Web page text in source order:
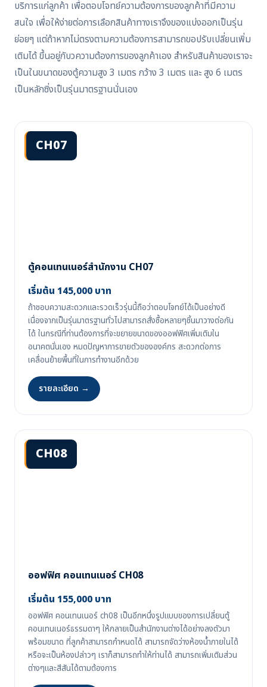
บริการแก่ลูกค้า เพื่อตอบโจทย์ความต้องการของลูกค้าที่มีความ
สนใจ เพื่อให้ง่ายต่อการเลือกสินค้าทางเราจึงของแบ่งออกเป็นรุ่น
ย่อยๆ แต่ถ้าหากไม่ตรงตามความต้องการสามารถขอปรับเปลี่ยนเพิ่ม
เติมได้ ขึ้นอยู่กับวความต้องการของลูกค้าเอง สำหรับสินค้าของเราจะ
เป็นในขนาดของตู้ความสูง 3 เมตร กว้าง 3 เมตร และ สูง 6 เมตร
เป็นหลักซิ่งเป็นรุ่นมาตรฐานนั่นเอง
CH07
ตู้คอนเทนเนอร์สำนักงาน CH07
เริ่มต้น 145,000 บาท
ถ้าชอบความสะดวกและรวดเร็วรุ่นนี้ถือว่าตอบโจทย์ได้เป็นอย่างดี
เนื่องจากเป็นรุ่นมาตรฐานทั่วไปสามารถสั่งซื้อหลายๆชิ้นมาวางต่อกัน
ได้ ในกรณีที่ท่านต้องการที่จะขยายขนาดของออฟฟิศเพิ่มเติมใน
อนาคตนั่นเอง หมดปัญหาการขายตัวขององค์กร สะดวกต่อการ
เคลื่อนย้ายพื้นที่ในการทำงานอีกด้วย
รายละเอียด →
CH08
ออฟฟิศ คอนเทนเนอร์ CH08
เริ่มต้น 155,000 บาท
ออฟฟิศ คอนเทนเนอร์ ch08 เป็นอีกหนึ่งรูปแบบของการเปลี่ยนตู้
คอนเทนเนอร์ธรรมดาๆ ให้กลายเป็นสำนักงานต่างได้อย่างลงตัวมา
พร้อมขนาด ที่ลูกค้าสามารถกำหนดได้ สามารถจัดว่างห้องน้ำภายในได้
หรือจะเป็นห้องปล่าวๆ เราก็สามารถทำให้ท่านได้ สามารถเพิ่มเติมส่วน
ต่างๆและสีสันได้ตามต้องการ